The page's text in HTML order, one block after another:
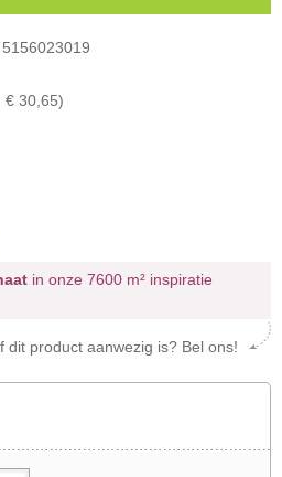
€ 30,65)
in onze 7600 m² inspiratie
dit product aanwezig is? Bel ons!